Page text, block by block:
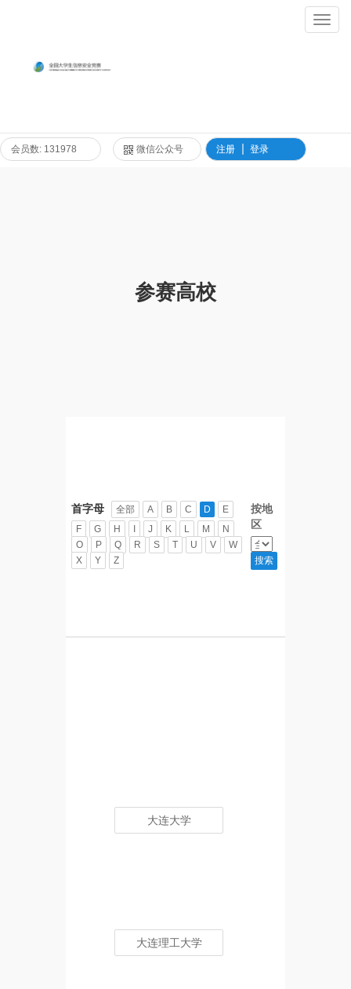
会员数: 131978 微信公众号 注册 登录
参赛高校
首字母 全部 A B C D
E
F
G H J K L M
N
O
P Q R S T U V
W
X
Y Z
按地
区
大连大学
大连理工大学